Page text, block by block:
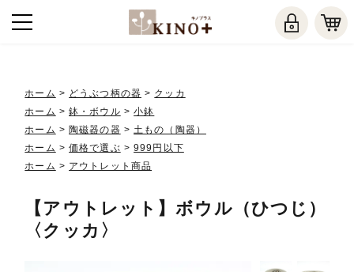
ホーム > どうぶつ柄の器 > クッカ
ホーム >鉢・ボウル >小鉢
ホーム > 陶磁器の器 >土もの（陶器）
ホーム >価格で選ぶ >999円以下
ホーム > アウトレット商品
【アウトレット】ボウル（ひつじ）
〈クッカ〉